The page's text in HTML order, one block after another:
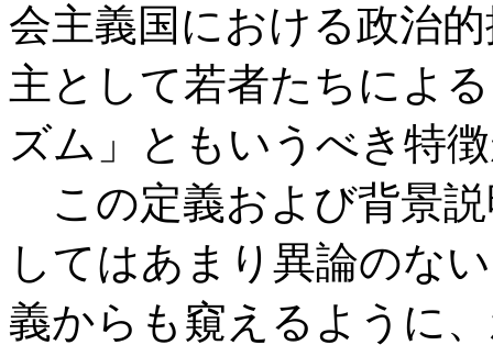
会主義国における政治
主として若者たちによ
ズム」ともいうべき特
この定義および背景
してはあまり異論のな
義からも窺えるように